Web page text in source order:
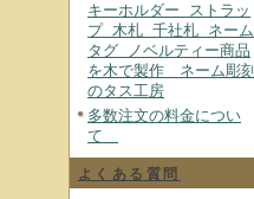
キーホルダー ストラッ
プ 木札 千社札 ネーム
タグ ノベルティー商品
を木で製作 ネーム彫刻
のタス工房
多数注文の料金につい
て
よくある質問